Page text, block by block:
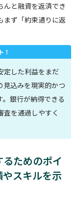
んと融資を返済でき
まず「約束通りに返
！
定した利益をまだ
見込みを現実的かつ
銀行が納得できる
を通過しやすく
ためのポイ
スキルを示